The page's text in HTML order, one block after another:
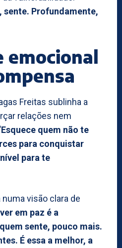
sente. Profundamente,
emocional
Freitas sublinha a
relações nem
quem não te
para conquistar
para te
visão clara de
em paz é a
sente, pouco mais.
É essa a melhor, a